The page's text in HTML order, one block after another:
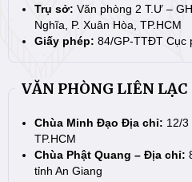
Trụ sở: Văn phòng 2 T.Ư –
Nghĩa, P. Xuân Hòa, TP.HCM
Giấy phép: 84/GP-TTĐT Cục
VĂN PHÒNG LIÊN LẠC
Chùa Minh Đạo Địa chỉ: 12/3
TP.HCM
Chùa Phật Quang – Địa chỉ:
tỉnh An Giang